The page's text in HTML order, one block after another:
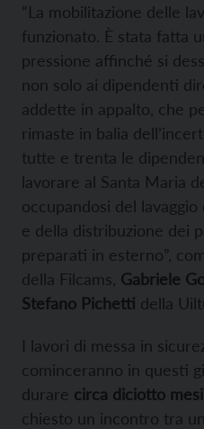
“La mobilitazione delle
funzionato. È stata fatta
pressione affinché si
non solo ai dipendenti
addette in appalto, che
rimaste in balia
tutte e trenta le
lavorare al Santa Maria
occupandosi del
e della distribuzione dei
preparati in esterno”,
della Filcams, Gabriele
Stefano Pichetti della
I lavori di messa in
cominceranno in questi
durare circa diciotto mesi
chiesto un incontro tra